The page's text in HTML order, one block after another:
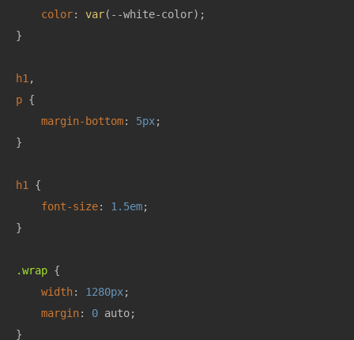
color: var(--white-color);
}
h1
p {
margin-bottom: 5px;
}
h1
{
font-size: 1.5em;
}
.wrap {
width: 1280px;
margin: 0 auto;
}